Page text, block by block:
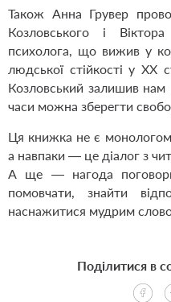
Також Анна Грувер
Козловського і
психолога, що вижив у
людської стійкості у ХХ
Козловський залишив нам
часи можна зберегти
Ця книжка не є
а нав­па­ки — це діалог з
А ще — нагода
помовчати, знайти
наснажитися мудрим
Поділитися в